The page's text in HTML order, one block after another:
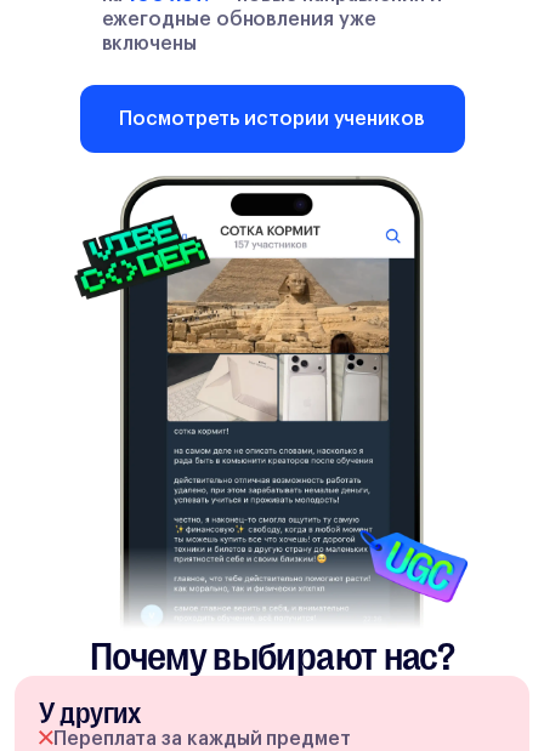
ежегодные обновления уже
включены
Посмотреть истории учеников
Почему выбирают нас?
У других
Переплата за каждый предмет